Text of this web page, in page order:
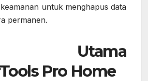
untuk menghapus data
permanen.
Utama
Pro Home